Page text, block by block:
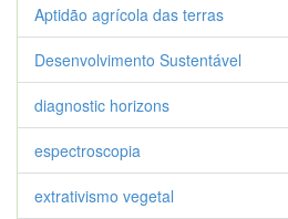
Aptidão agrícola das terras
Desenvolvimento Sustentável
diagnostic horizons
espectroscopia
extrativismo vegetal